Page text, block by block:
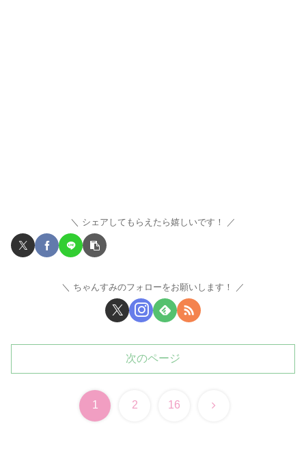
シェアしてもらえたら嬉しいです！
ちゃんすみのフォローをお願いします！
次のページ
1 2 16 次